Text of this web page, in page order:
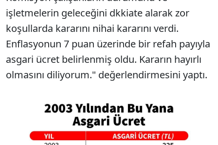
işletmelerin geleceğini dkkiate alarak zor
koşullarda kararını nihai kararını verdi.
Enflasyonun 7 puan üzerinde bir refah payıyla
asgari ücret belirlenmiş oldu. Kararın hayırlı
olmasını diliyorum." değerlendirmesini yaptı.